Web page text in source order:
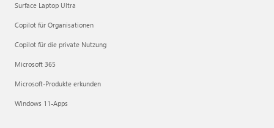
Surface Laptop Ultra
Copilot für Organisationen
Copilot für die private Nutzung
Microsoft 365
Microsoft-Produkte erkunden
Windows 11-Apps